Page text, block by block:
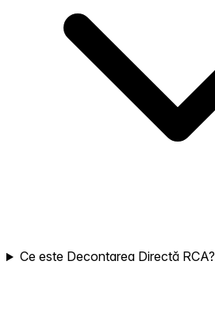
Ce este Decontarea Directă RCA?